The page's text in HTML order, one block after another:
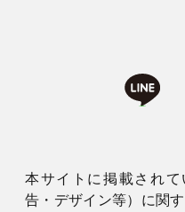
本サイトに掲載され
告・デザイン等）に関